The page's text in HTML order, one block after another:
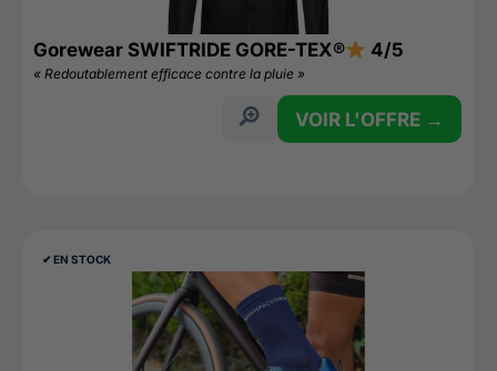
Gorewear SWIFTRIDE GORE-TEX® 4/5
« Redoutablement efficace contre la pluie »
VOIR L'OFFRE →
✔︎ EN STOCK